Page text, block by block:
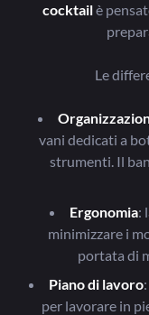
cocktailè
Le
vani dedicati a
strumenti. Il
Ergonomia:
minimizzare i
portata di
Piano di lavoro
per lavorare in